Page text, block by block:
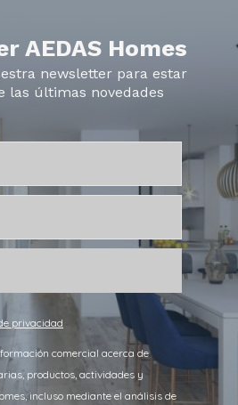
AEDAS Homes
newsletter para estar
las últimas novedades